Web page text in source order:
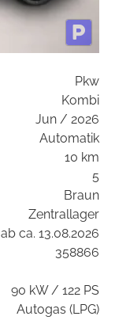
Pkw
Kombi
Jun / 2026
Automatik
10 km
5
Braun
Zentrallager
ab ca. 13.08.2026
358866
90 kW / 122 PS
Autogas (LPG)